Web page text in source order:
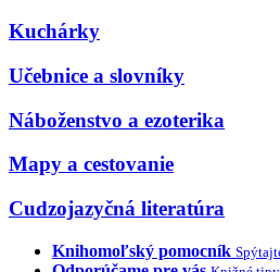
Kuchárky
Učebnice a slovníky
Náboženstvo a ezoterika
Mapy a cestovanie
Cudzojazyčná literatúra
Knihomoľský pomocník